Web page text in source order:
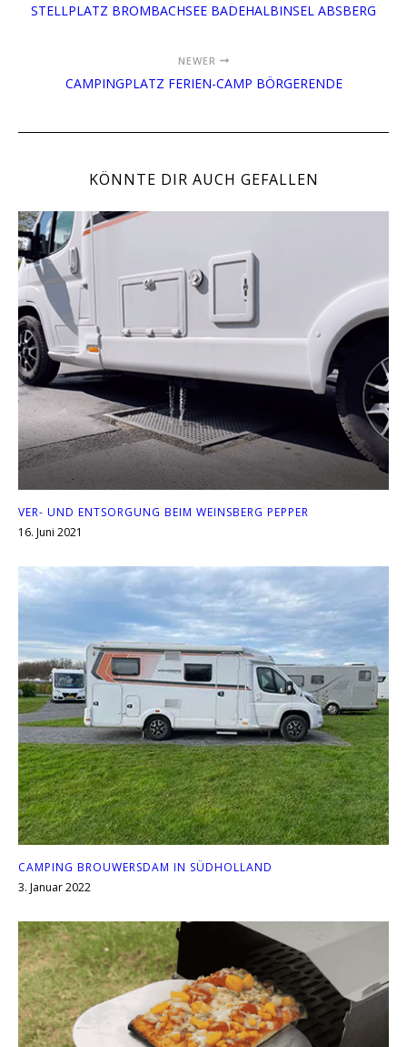
STELLPLATZ BROMBACHSEE BADEHALBINSEL ABSBERG
NEWER
CAMPINGPLATZ FERIEN-CAMP BÖRGERENDE
KÖNNTE DIR AUCH GEFALLEN
VER- UND ENTSORGUNG BEIM WEINSBERG PEPPER
16. Juni 2021
CAMPING BROUWERSDAM IN SÜDHOLLAND
3. Januar 2022